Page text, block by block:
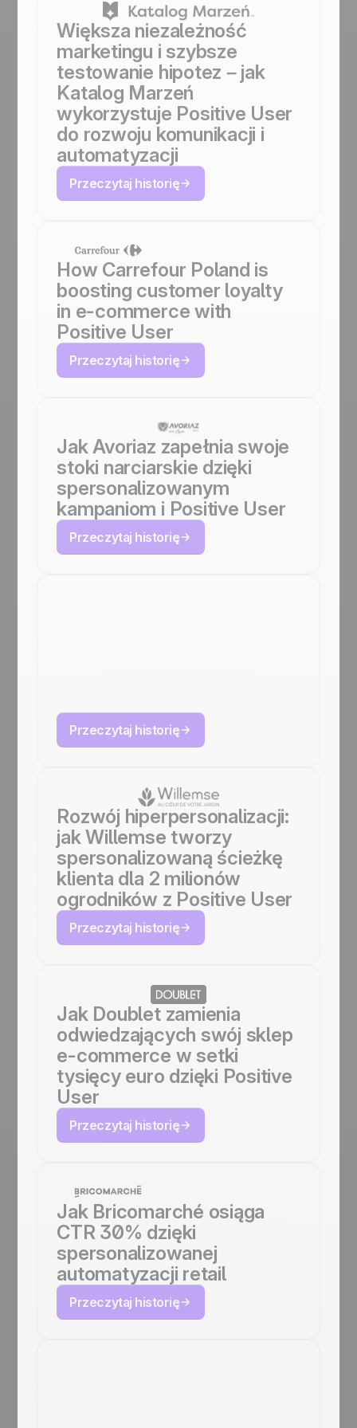
Większa niezależność
marketingu i szybsze
testowanie hipotez – jak
Katalog Marzeń
wykorzystuje Positive User
do rozwoju komunikacji i
automatyzacji
Przeczytaj historię
How Carrefour Poland is
boosting customer loyalty
in e-commerce with
Positive User
Przeczytaj historię
Jak Avoriaz zapełnia swoje
stoki narciarskie dzięki
spersonalizowanym
kampaniom i Positive User
Przeczytaj historię
Przeczytaj historię
Rozwój hiperpersonalizacji:
jak Willemse tworzy
spersonalizowaną ścieżkę
klienta dla 2 milionów
ogrodników z Positive User
Przeczytaj historię
Jak Doublet zamienia
odwiedzających swój sklep
e-commerce w setki
tysięcy euro dzięki Positive
User
Przeczytaj historię
Jak Bricomarché osiąga
CTR 30% dzięki
spersonalizowanej
automatyzacji retail
Przeczytaj historię